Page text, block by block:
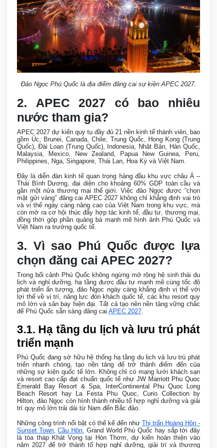
Đảo Ngọc Phú Quốc là địa điểm đăng cai sự kiện APEC 2027.
2. APEC 2027 có bao nhiêu
nước tham gia?
APEC 2027 dự kiến quy tụ đầy đủ 21 nền kinh tế thành viên, bao
gồm Úc, Brunei, Canada, Chile, Trung Quốc, Hong Kong (Trung
Quốc), Đài Loan (Trung Quốc), Indonesia, Nhật Bản, Hàn Quốc,
Malaysia, Mexico, New Zealand, Papua New Guinea, Peru,
Philippines, Nga, Singapore, Thái Lan, Hoa Kỳ và Việt Nam.
Đây là diễn đàn kinh tế quan trọng hàng đầu khu vực châu Á –
Thái Bình Dương, đại diện cho khoảng 60% GDP toàn cầu và
gần một nửa thương mại thế giới. Việc đảo Ngọc được “chọn
mặt gửi vàng” đăng cai APEC 2027 không chỉ khẳng định vai trò
và vị thế ngày càng nâng cao của Việt Nam trong khu vực, mà
còn mở ra cơ hội thúc đẩy hợp tác kinh tế, đầu tư, thương mại,
đồng thời góp phần quảng bá mạnh mẽ hình ảnh Phú Quốc và
Việt Nam ra trường quốc tế.
3. Vì sao Phú Quốc được lựa
chọn đăng cai APEC 2027?
Trong bối cảnh Phú Quốc không ngừng mở rộng hệ sinh thái du
lịch và nghỉ dưỡng, hạ tầng được đầu tư mạnh mẽ cùng tốc độ
phát triển ấn tượng, đảo Ngọc ngày càng khẳng định vị thế với
lợi thế về vị trí, năng lực đón khách quốc tế, các khu resort quy
mô lớn và sân bay hiện đại. Tất cả tạo nên nền tảng vững chắc
để Phú Quốc sẵn sàng đăng cai APEC 2027.
3.1. Hạ tầng du lịch và lưu trú phát
triển mạnh
Phú Quốc đang sở hữu hệ thống hạ tầng du lịch và lưu trú phát
triển nhanh chóng, tạo nền tảng để trở thành điểm đến của
những sự kiện quốc tế lớn. Không chỉ có mạng lưới khách sạn
và resort cao cấp đạt chuẩn quốc tế như JW Marriott Phu Quoc
Emerald Bay Resort & Spa,
InterContinental Phu Quoc Long
Beach Resort
hay
La Festa Phu Quoc, Curio Collection by
Hilton, đảo Ngọc còn hình thành nhiều tổ hợp nghỉ dưỡng và giải
trí quy mô lớn trải dài từ Nam đến Bắc đảo.
Những công trình nổi bật có thể kể đến như Thị trấn Hoàng Hôn -
Sunset Town,Cầu Hôn, Grand World Phú Quốc hay sắp tới đây
là tòa tháp Khát Vọng tại Hòn Thơm, dự kiến hoàn thiện vào
năm 2027 để trở thành tổ hợp nghỉ dưỡng, giải trí và thương